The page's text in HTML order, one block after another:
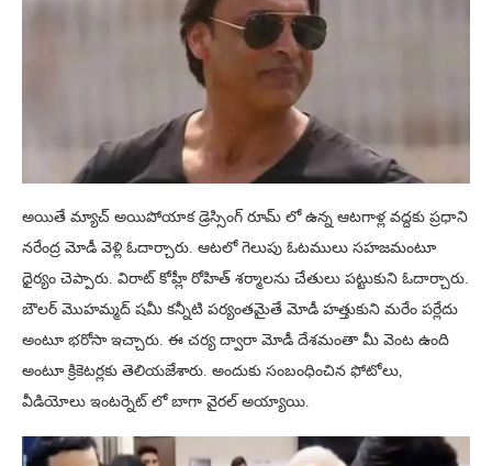
అయితే మ్యాచ్ అయిపోయాక డ్రెస్సింగ్ రూమ్ లో ఉన్న ఆటగాళ్ల వద్దకు ప్రధాని
నరేంద్ర మోడీ వెళ్లి ఓదార్చారు. ఆటలో గెలుపు ఓటములు సహజమంటూ
ధైర్యం చెప్పారు. విరాట్ కోహ్లీ రోహిత్ శర్మాలను చేతులు పట్టుకుని ఓదార్చారు.
బౌలర్ మొహమ్మద్ షమీ కన్నీటి పర్యంతమైతే మోడీ హత్తుకుని మరేం పర్లేదు
అంటూ భరోసా ఇచ్చారు. ఈ చర్య ద్వారా మోడీ దేశమంతా మీ వెంట ఉంది
అంటూ క్రికెటర్లకు తెలియజేశారు. అందుకు సంబంధించిన ఫోటోలు,
వీడియోలు ఇంటర్నెట్ లో బాగా వైరల్ అయ్యాయి.